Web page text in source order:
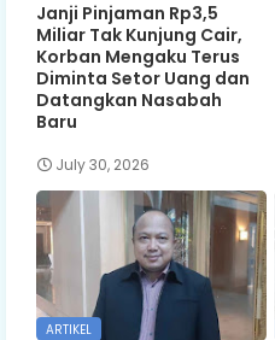
Janji Pinjaman Rp3,5
Miliar Tak Kunjung Cair,
Korban Mengaku Terus
Diminta Setor Uang dan
Datangkan Nasabah
Baru
July 30, 2026
ARTIKEL